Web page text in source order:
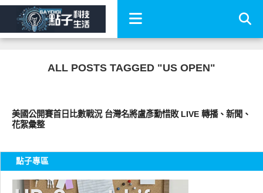
ALL POSTS TAGGED "US OPEN"
美國公開賽首日比數戰況 台灣名將盧彥勳惜敗 LIVE 轉播、新聞、
花絮彙整
點子專區